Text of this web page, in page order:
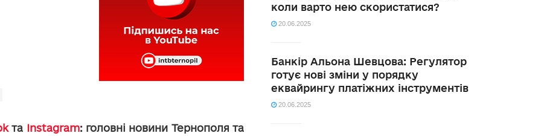
та Instagram: головні новини Тернополя та
коли варто нею скористатися?
20.06.2025
Банкір Альона Шевцова: Регулятор
готує нові зміни у порядку
еквайрингу платіжних інструментів
20.06.2025